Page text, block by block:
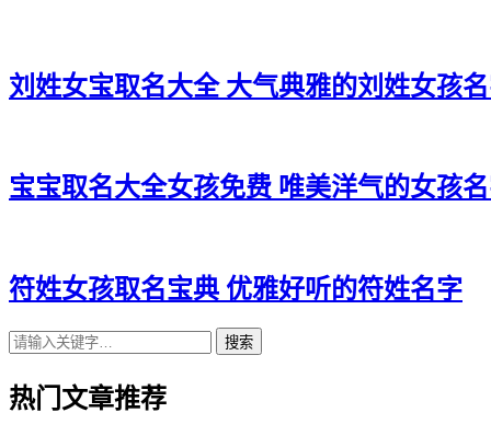
刘姓女宝取名大全 大气典雅的刘姓女孩
宝宝取名大全女孩免费 唯美洋气的女孩
符姓女孩取名宝典 优雅好听的符姓名字
搜索
热门文章推荐